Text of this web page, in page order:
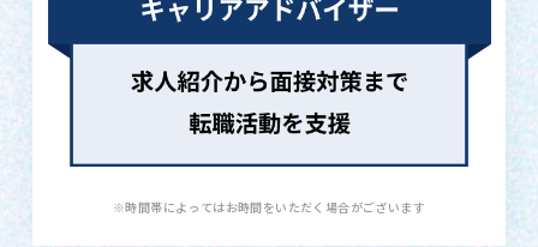
※時間帯によってはお時間をいただく場合がございます